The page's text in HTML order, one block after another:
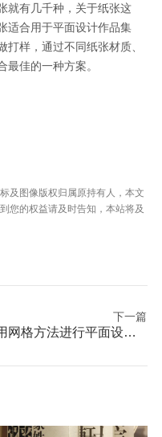
就有几千种，关于纸张这
适合用于平面设计作品集
样，通过不同纸张材质、
佳的一种方案。
及图像版权归属原持有人，本文
您的权益请及时告知，本站将及
下一篇
使用网格方法进行平面设计作品集排版